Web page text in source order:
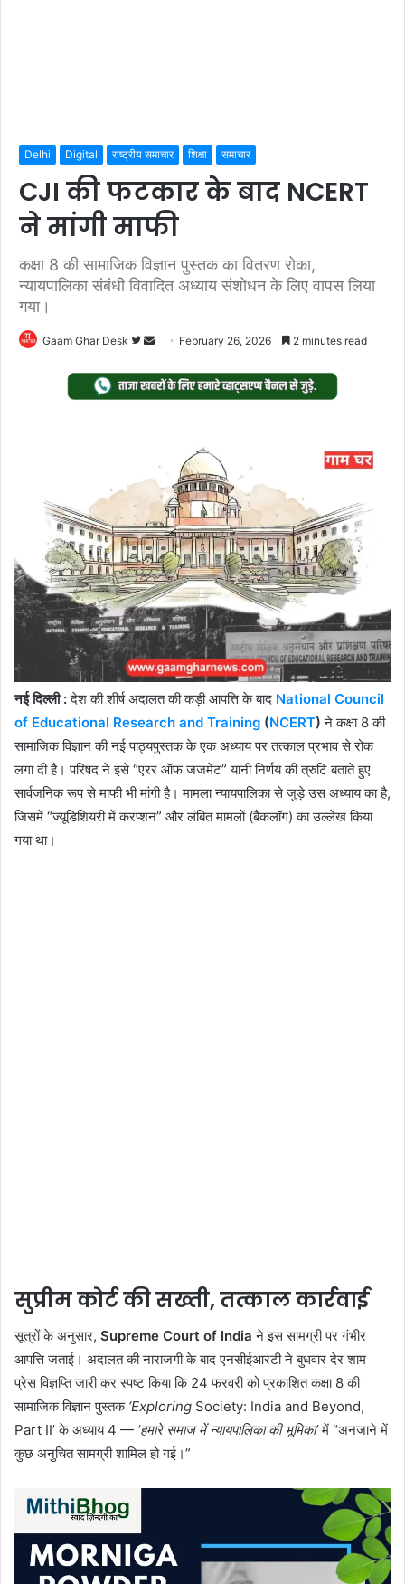
Delhi Digital राष्ट्रीय समाचार शिक्षा समाचार
CJI की फटकार के बाद NCERT
ने मांगी माफी
कक्षा 8 की सामाजिक विज्ञान पुस्तक का वितरण रोका,
न्यायपालिका संबंधी विवादित अध्याय संशोधन के लिए वापस लिया
गया।
Gaam Ghar Desk
Follow
Twitter
Send
email
February 26, 2026 2 minutes read
नई दिल्ली :देश की शीर्ष अदालत की कड़ी आपत्ति के बाद National Council
of Educational Research and Training (NCERT) ने कक्षा 8 की
सामाजिक विज्ञान की नई पाठ्यपुस्तक के एक अध्याय पर तत्काल प्रभाव से रोक
लगा दी है। परिषद ने इसे “एरर ऑफ जजमेंट” यानी निर्णय की त्रुटि बताते हुए
सार्वजनिक रूप से माफी भी मांगी है। मामला न्यायपालिका से जुड़े उस अध्याय का है,
जिसमें “ज्यूडिशियरी में करप्शन” और लंबित मामलों (बैकलॉग) का उल्लेख किया
गया था।
सुप्रीम कोर्ट की सख्ती, तत्काल कार्रवाई
सूत्रों के अनुसार, Supreme Court of India ने इस सामग्री पर गंभीर
आपत्ति जताई। अदालत की नाराजगी के बाद एनसीईआरटी ने बुधवार देर शाम
प्रेस विज्ञप्ति जारी कर स्पष्ट किया कि 24 फरवरी को प्रकाशित कक्षा 8 की
सामाजिक विज्ञान पुस्तक ‘Exploring Society: India and Beyond,
Part II’ के अध्याय 4 — ‘हमारे समाज में न्यायपालिका की भूमिका’में “अनजाने में
कुछ अनुचित सामग्री शामिल हो गई।”